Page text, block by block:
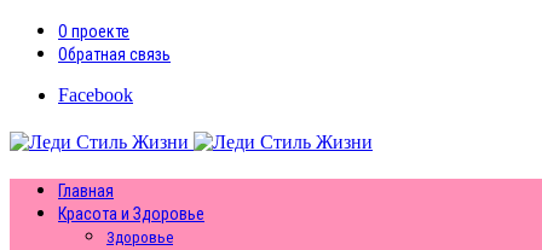
О проекте
Обратная связь
Facebook
Главная
Красота и Здоровье
Здоровье